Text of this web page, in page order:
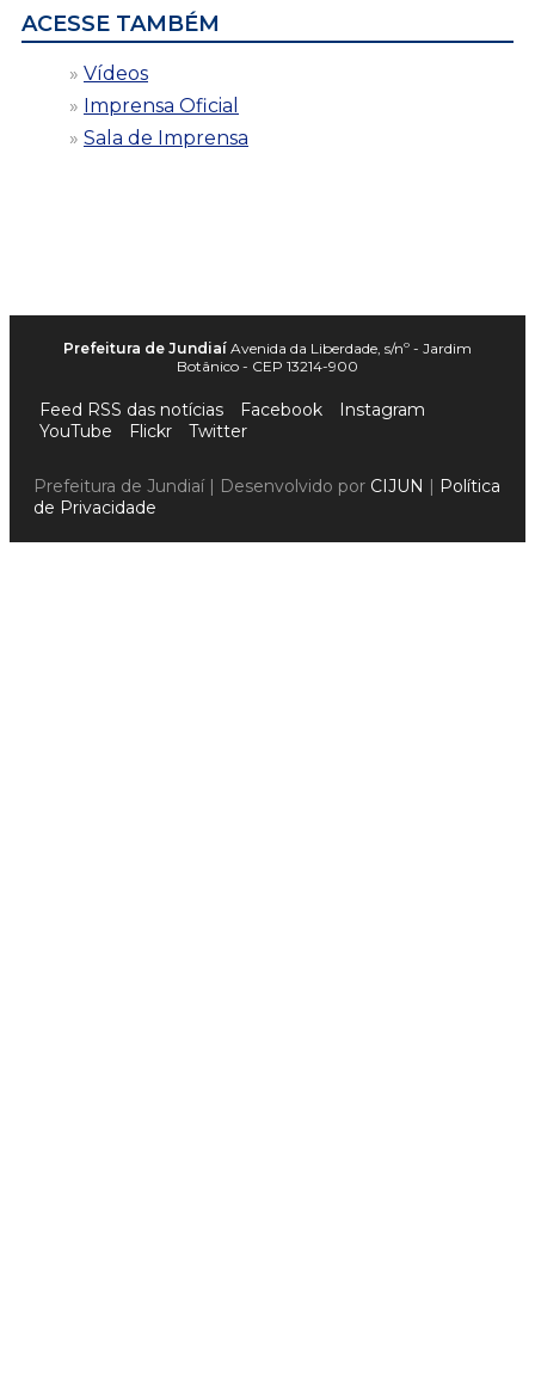
ACESSE TAMBÉM
Vídeos
Imprensa Oficial
Sala de Imprensa
Prefeitura de Jundiaí Avenida da Liberdade, s/nº - Jardim
Botânico - CEP 13214-900
Feed RSS das notícias Facebook
Instagram
YouTube
Flickr Twitter
Prefeitura de Jundiaí | Desenvolvido por CIJUN | Política
de Privacidade